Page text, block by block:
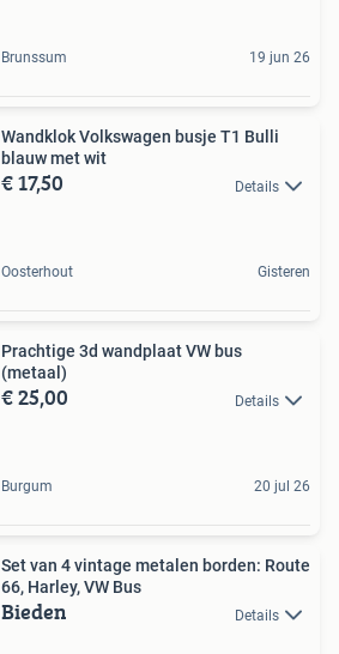
Brunssum 19 jun 26
Wandklok Volkswagen busje T1 Bulli
blauw met wit
€ 17,50 Details
Oosterhout Gisteren
Prachtige 3d wandplaat VW bus
(metaal)
€ 25,00 Details
Burgum 20 jul 26
Set van 4 vintage metalen borden: Route
66, Harley, VW Bus
Bieden Details